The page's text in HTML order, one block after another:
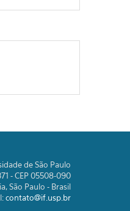
de São Paulo
- CEP 05508-090
São Paulo - Brasil
contato@if.usp.br